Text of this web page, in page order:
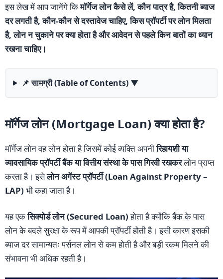
इस लेख में आप जानेंगे किमॉर्गेज लोन कैसे लें, कौन पात्र है, कितनी ब्याज
दर लगती है, कौन-कौन से दस्तावेज चाहिए, किस प्रॉपर्टी पर लोन मिलता
है, लोन न चुकाने पर क्या होता है और आवेदन से पहले किन बातों का ध्यान
रखना चाहिए।
📌 सामग्री (Table of Contents) ▼
मॉर्गेज लोन (Mortgage Loan) क्या होता है?
मॉर्गेज लोन वह लोन होता है जिसमें कोई व्यक्ति अपनीरिहायशी या
व्यावसायिक प्रॉपर्टी बैंक या वित्तीय संस्था के पास गिरवी रखकरलोन प्राप्त
करता है। इसेलोन अगेंस्ट प्रॉपर्टी (Loan Against Property –
LAP) भी कहा जाता है।
यह एकसिक्योर्ड लोन (Secured Loan)होता है क्योंकि बैंक के पास
लोन के बदले सुरक्षा के रूप में आपकी प्रॉपर्टी होती है। इसी कारण इसकी
ब्याज दर सामान्यतः पर्सनल लोन से कम होती है और बड़ी रकम मिलने की
संभावना भी अधिक रहती है।